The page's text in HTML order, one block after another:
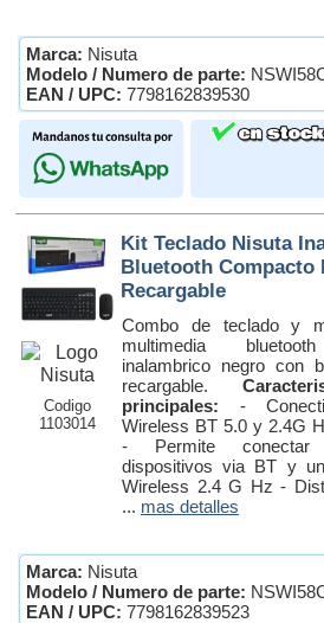
Marca: Nisuta
Modelo / Numero de parte:
EAN / UPC: 7798162839530
Codigo
1103014
Kit Teclado Nisuta
Bluetooth Compacto
Recargable
Combo de teclado y
multimedia
inalambrico negro con
recargable.
principales: -
Wireless BT 5.0 y 2.4G
- Permite conectar
dispositivos via BT y
Wireless 2.4 G Hz -
... mas detalles
Marca: Nisuta
Modelo / Numero de parte:
EAN / UPC: 7798162839523